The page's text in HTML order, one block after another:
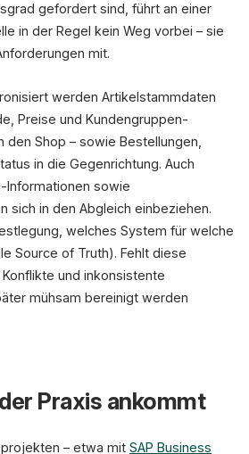
gefordert sind, führt an einer
in der Regel kein Weg vorbei – sie
mit.
werden Artikelstammdaten
Preise und Kundengruppen-
den Shop – sowie Bestellungen,
in die Gegenrichtung. Auch
Informationen sowie
sich in den Abgleich einbeziehen.
welches System für welche
Source of Truth). Fehlt diese
und inkonsistente
mühsam bereinigt werden
Praxis ankommt
– etwa mit SAP Business